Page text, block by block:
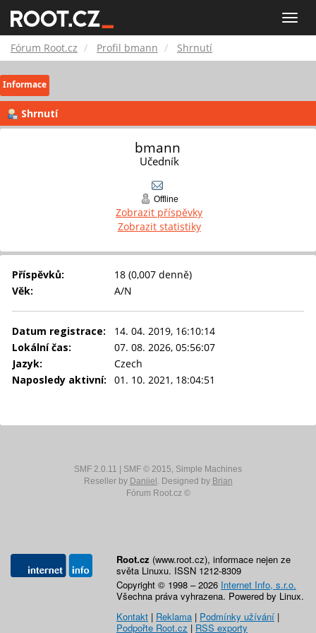
Toggle
Root.cz
Fórum Root.cz Profil bmann Shrnutí
Informace
Shrnutí
bmann
Učedník
Offline
Zobrazit příspěvky
Zobrazit statistiky
Příspěvků:
18 (0,007 denně)
Věk:
A/N
Datum registrace:
14. 04. 2019, 16:10:14
Lokální čas:
07. 08. 2026, 05:56:07
Jazyk:
Czech
Naposledy aktivní:
01. 10. 2021, 18:04:51
SMF 2.0.11 SMF © 2015, Simple Machines
Reseller by Daniiel . Designed by Brian
Fórum Root.cz ©
Root.cz (www.root.cz), informace nejen ze
světa Linuxu. ISSN 1212-8309
Copyright © 1998 – 2026 Internet Info, s.r.o.
Všechna práva vyhrazena. Powered by Linux.
Kontakt | Reklama | Podmínky užívání |
Podpořte Root.cz | RSS exporty